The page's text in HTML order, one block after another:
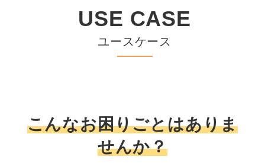
USE CASE
ユースケース
こんなお困りごとはありま
せんか？